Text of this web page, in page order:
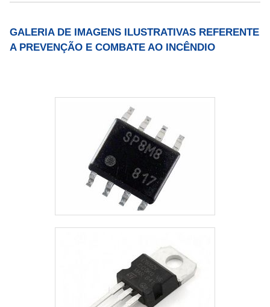
GALERIA DE IMAGENS ILUSTRATIVAS REFERENTE
A PREVENÇÃO E COMBATE AO INCÊNDIO